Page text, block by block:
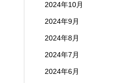
2024年10月
2024年9月
2024年8月
2024年7月
2024年6月